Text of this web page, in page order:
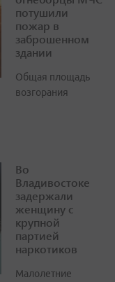
потушили
пожар в
заброшенном
здании
Общая площадь
возгорания
Во
Владивостоке
задержали
женщину с
крупной
партией
наркотиков
Малолетние